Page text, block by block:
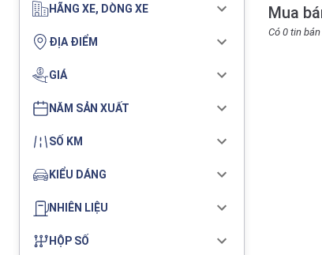
HÃNG XE, DÒNG XE
ĐỊA ĐIỂM
GIÁ
NĂM SẢN XUẤT
SỐ KM
KIỂU DÁNG
NHIÊN LIỆU
HỘP SỐ
Mua
Có 0 tin